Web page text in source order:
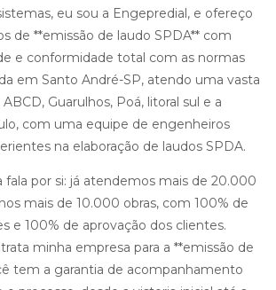
eu sou a Engepredial, e ofereço
de **emissão de laudo SPDA** com
e conformidade total com as normas
em Santo André-SP, atendo uma vasta
Guarulhos, Poá, litoral sul e a
com uma equipe de engenheiros
na elaboração de laudos SPDA.
fala por si: já atendemos mais de 20.000
mais de 10.000 obras, com 100% de
e 100% de aprovação dos clientes.
minha empresa para a **emissão de
tem a garantia de acompanhamento